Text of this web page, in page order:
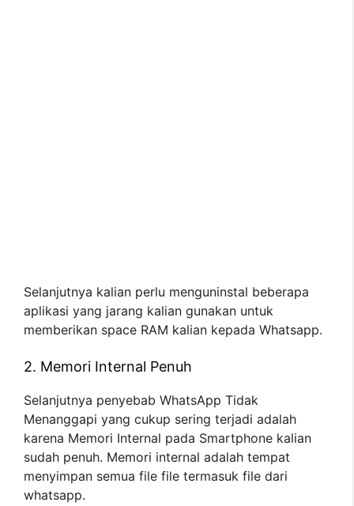
Selanjutnya kalian perlu menguninstal beberapa
aplikasi yang jarang kalian gunakan untuk
memberikan space RAM kalian kepada Whatsapp.
2. Memori Internal Penuh
Selanjutnya penyebab WhatsApp Tidak
Menanggapi yang cukup sering terjadi adalah
karena Memori Internal pada Smartphone kalian
sudah penuh. Memori internal adalah tempat
menyimpan semua file file termasuk file dari
whatsapp.